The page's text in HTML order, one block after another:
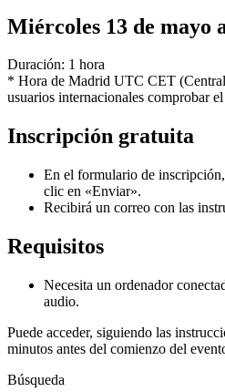
Miércoles 13 de mayo
Duración: 1 hora
* Hora de Madrid UTC CET
usuarios internacionales comprobar
Inscripción gratuita
En el formulario de
clic en «Enviar».
Recibirá un correo con las
Requisitos
Necesita un ordenador
audio.
Puede acceder, siguiendo las
minutos antes del comienzo del
Búsqueda